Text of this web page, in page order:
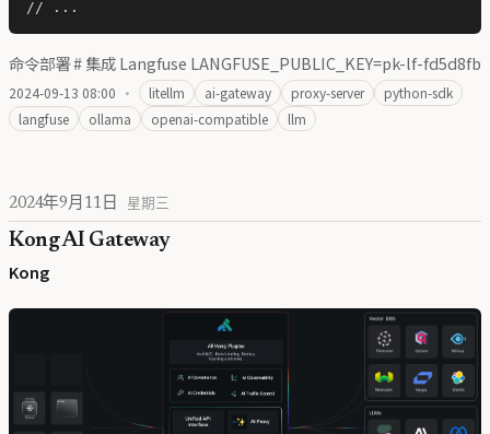
命令部署 # 集成 Langfuse LANGFUSE_PUBLIC_KEY=pk-lf-fd5d8fb
2024-09-13 08:00 · litellm ai-gateway proxy-server
python-sdk
langfuse
ollama openai-compatible llm
2024年9月11日 星期三
Kong AI Gateway
Kong